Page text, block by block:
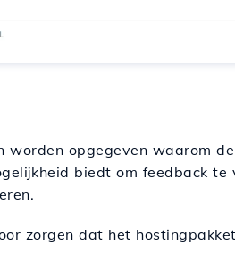
worden opgegeven waarom
biedt om feedback
zorgen dat het